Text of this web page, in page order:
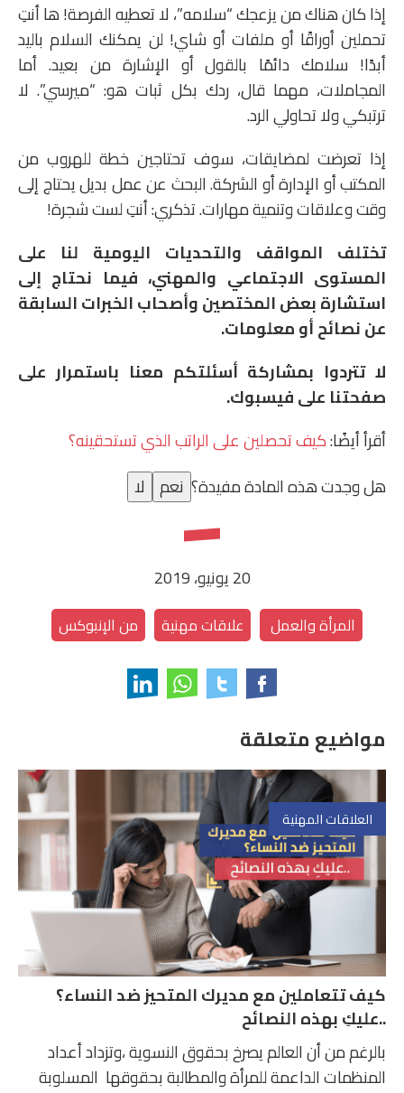
إذا كان هناك من يزعجك “سلامه”، لا تعطيه الفرصة! ها أنتِ
تحملين أوراقًا أو ملفات أو شاي! لن يمكنك السلام باليد
أبدًا! سلامك دائمًا بالقول أو الإشارة من بعيد. أما
المجاملات، مهما قال، ردك بكل ثبات هو: “ميرسي”. لا
ترتبكي ولا تحاولي الرد.
إذا تعرضت لمضايقات، سوف تحتاجين خطة للهروب من
المكتب أو الإدارة أو الشركة. البحث عن عمل بديل يحتاج إلى
وقت وعلاقات وتنمية مهارات. تذكري: أنتِ لست شجرة!
تختلف المواقف والتحديات اليومية لنا على
المستوى الاجتماعي والمهني، فيما نحتاج إلى
استشارة بعض المختصين وأصحاب الخبرات السابقة
عن نصائح أو معلومات.
لا تتردوا بمشاركة أسئلتكم معنا باستمرار على
صفحتنا على فيسبوك.
أقرأ أيضًا:كيف تحصلين على الراتب الذي تستحقينه؟
هل وجدت هذه المادة مفيدة؟ نعم لا
20 يونيو، 2019
المرأة والعمل علاقات مهنية من الإنبوكس
مواضيع متعلقة
العلاقات المهنية
كيف تتعاملين مع مديرك المتحيز ضد النساء؟
..عليكِ بهذه النصائح
بالرغم من أن العالم يصرخ بحقوق النسوية ،وتزداد أعداد
المنظمات الداعمة للمرأة والمطالبة بحقوقها المسلوبة